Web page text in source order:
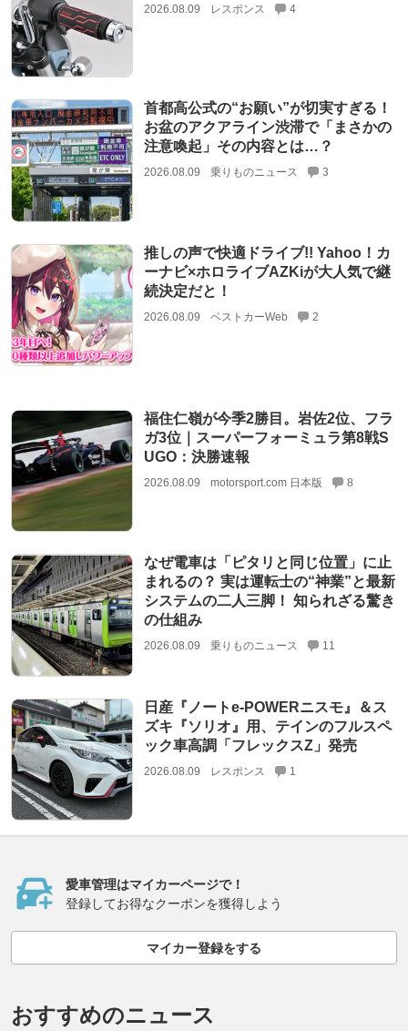
2026.08.09 レスポンス 4
首都高公式の“お願い”が切実すぎる！
お盆のアクアライン渋滞で「まさかの
注意喚起」その内容とは…？
2026.08.09 乗りものニュース 3
推しの声で快適ドライブ!! Yahoo！カ
ーナビ×ホロライブAZKiが大人気で継
続決定だと！
2026.08.09 ベストカーWeb 2
福住仁嶺が今季2勝目。岩佐2位、フラ
ガ3位｜スーパーフォーミュラ第8戦S
UGO：決勝速報
2026.08.09 motorsport.com 日本版 8
なぜ電車は「ピタリと同じ位置」に止
まれるの？ 実は運転士の“神業”と最新
システムの二人三脚！ 知られざる驚き
の仕組み
2026.08.09 乗りものニュース 11
日産『ノートe-POWERニスモ』＆ス
ズキ『ソリオ』用、テインのフルスペ
ック車高調「フレックスZ」発売
2026.08.09 レスポンス 1
愛車管理はマイカーページで！
登録してお得なクーポンを獲得しよう
マイカー登録をする
おすすめのニュース